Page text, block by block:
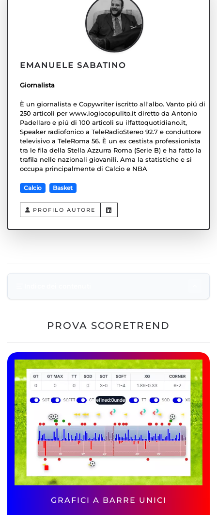
EMANUELE SABATINO
Giornalista
È un giornalista e Copywriter iscritto all'albo. Vanto piú di
250 articoli per www.iogiocopulito.it diretto da Antonio
Padellaro e piú di 100 articoli su ilfattoquotidiano.it,
Speaker radiofonico a TeleRadioStereo 92.7 e conduttore
televisivo a TeleRoma 56. È un ex cestista professionista
tra le fila della Stella Azzurra Roma (Serie B) e ha fatto la
trafila nelle nazionali giovanili. Ama la statistiche e si
occupa principalmente di Calcio e NBA
Calcio Basket
PROFILO AUTORE
Ultimi Articoli
PROVA SCORETREND
GRAFICI A BARRE UNICI